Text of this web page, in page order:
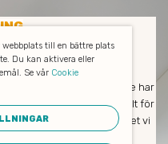
medarbetare och städare har
miljövänliga produkter. Allt för
som naturen och klimatet vi
putsar fönster och
till en bättre plats
Du kan aktivera eller
Se vår Cookie